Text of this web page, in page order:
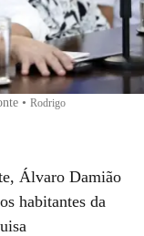
• Rodrigo
Álvaro Damião
habitantes da